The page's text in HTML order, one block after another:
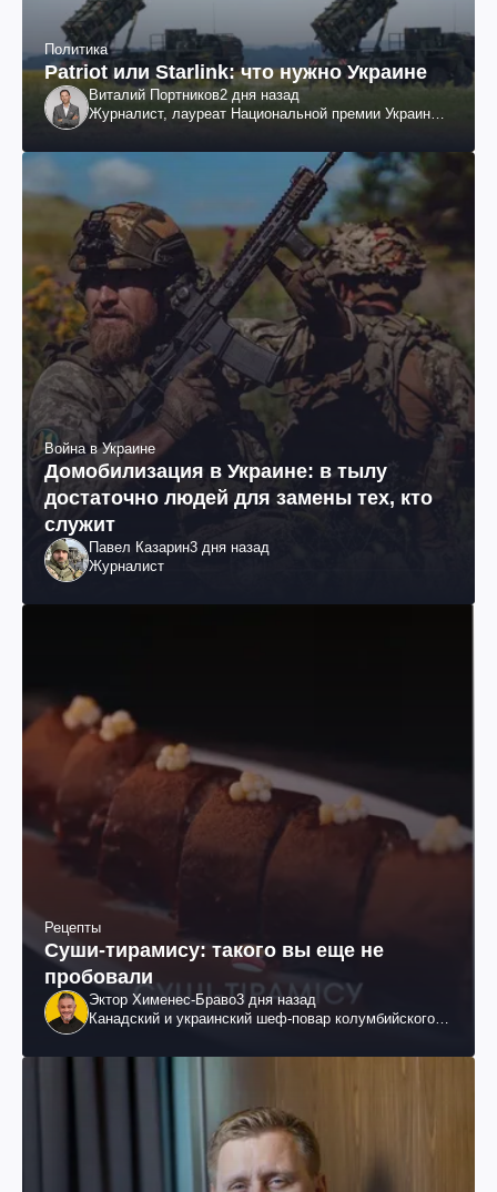
Политика
Patriot или Starlink: что нужно Украине
Виталий Портников2 дня назад
Журналист, лауреат Национальной премии Украины
Война в Украине
Домобилизация в Украине: в тылу
достаточно людей для замены тех, кто
служит
Павел Казарин3 дня назад
Журналист
Рецепты
Суши-тирамису: такого вы еще не
пробовали
Эктор Хименес-Браво3 дня назад
Канадский и украинский шеф-повар колумбийского